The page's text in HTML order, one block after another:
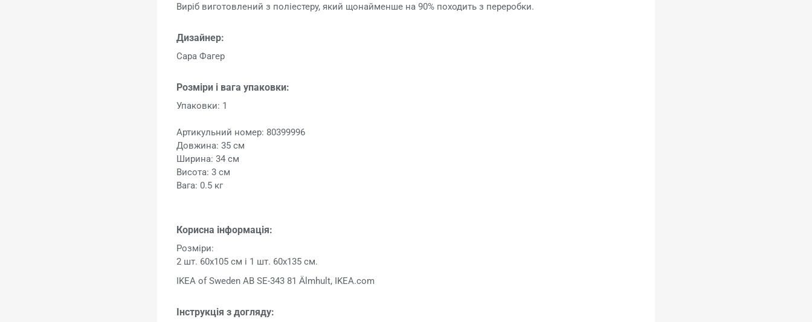
Виріб виготовлений з поліестеру, який щонайменше на 90% походить з переробки.
Дизайнер:
Сара Фагер
Розміри і вага упаковки:
Упаковки: 1
Артикульний номер: 80399996
Довжина: 35 см
Ширина: 34 см
Висота: 3 см
Вага: 0.5 кг
Корисна інформація:
Розміри:
2 шт. 60x105 см і 1 шт. 60x135 см.
IKEA of Sweden AB SE-343 81 Älmhult, IKEA.com
Інструкція з догляду: